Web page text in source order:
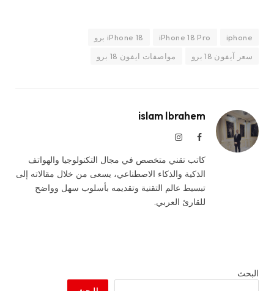
iphone
iPhone 18 Pro
iPhone 18 برو
سعر آيفون 18 برو
مواصفات ايفون 18 برو
islam Ibrahem
فيسبوكالانستغرام
كاتب تقني متخصص في مجال التكنولوجيا والهواتف
الذكية والذكاء الاصطناعي، يسعى من خلال مقالاته إلى
تبسيط عالم التقنية وتقديمه بأسلوب سهل وواضح
للقارئ العربي.
البحث